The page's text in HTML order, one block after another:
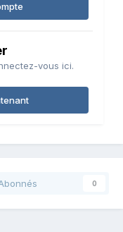
vous ici.
0